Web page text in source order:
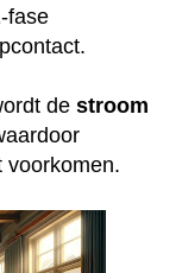
fase
de stroom
voorkomen.